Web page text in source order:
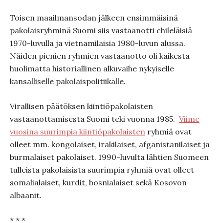
Toisen maailmansodan jälkeen ensimmäisinä
pakolaisryhminä Suomi siis vastaanotti chileläisiä
1970-luvulla ja vietnamilaisia 1980-luvun alussa.
Näiden pienien ryhmien vastaanotto oli kaikesta
huolimatta historiallinen alkuvaihe nykyiselle
kansalliselle pakolaispolitiikalle.
Virallisen päätöksen kiintiöpakolaisten
vastaanottamisesta Suomi teki vuonna 1985. Viime
vuosina suurimpia kiintiöpakolaisten ryhmiä ovat
olleet mm. kongolaiset, irakilaiset, afganistanilaiset ja
burmalaiset pakolaiset. 1990-luvulta lähtien Suomeen
tulleista pakolaisista suurimpia ryhmiä ovat olleet
somalialaiset, kurdit, bosnialaiset sekä Kosovon
albaanit.
* * *